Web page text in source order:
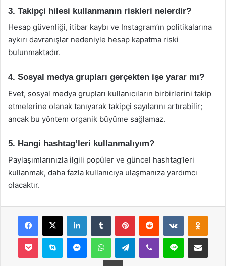
3. Takipçi hilesi kullanmanın riskleri nelerdir?
Hesap güvenliği, itibar kaybı ve Instagram’ın politikalarına
aykırı davranışlar nedeniyle hesap kapatma riski
bulunmaktadır.
4. Sosyal medya grupları gerçekten işe yarar mı?
Evet, sosyal medya grupları kullanıcıların birbirlerini takip
etmelerine olanak tanıyarak takipçi sayılarını artırabilir;
ancak bu yöntem organik büyüme sağlamaz.
5. Hangi hashtag’leri kullanmalıyım?
Paylaşımlarınızla ilgili popüler ve güncel hashtag’leri
kullanmak, daha fazla kullanıcıya ulaşmanıza yardımcı
olacaktır.
Facebook
X LinkedInTumblr PinterestReddit VKontakte
Pocket Skype MessengerWhatsAppTelegramViber Line E-Posta ile
Yazdır